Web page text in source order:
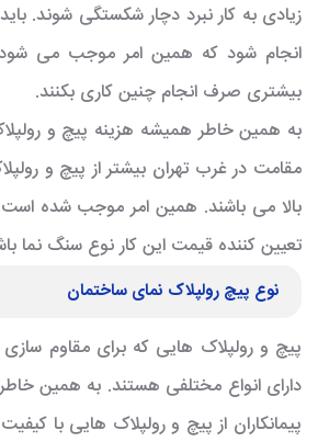
زیادی به کار نبرد دچار شکستگی شوند.
انجام شود که همین امر موجب می شود
بیشتری صرف انجام چنین کاری بکنند.
به همین خاطر همیشه هزینه پیچ و
مقامت در غرب تهران بیشتر از پیچ و
بالا می باشند. همین امر موجب شده
تعیین کننده قیمت این کار نوع سنگ نما
نوع پیچ رولپلاک نمای ساختمان
پیچ و رولپلاک هایی که برای مقاوم
دارای انواع مختلفی هستند. به همین
پیمانکاران از پیچ و رولپلاک هایی با